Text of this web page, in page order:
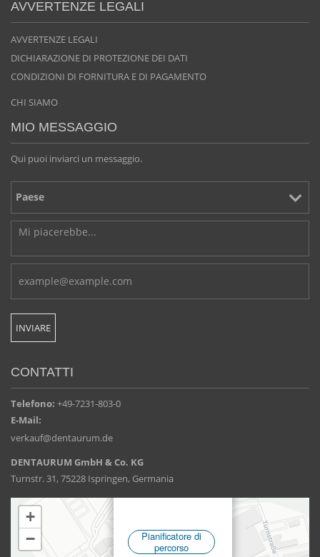
AVVERTENZE LEGALI
AVVERTENZE LEGALI
DICHIARAZIONE DI PROTEZIONE DEI DATI
CONDIZIONI DI FORNITURA E DI PAGAMENTO
CHI SIAMO
MIO MESSAGGIO
Qui puoi inviarci un messaggio.
CONTATTI
Telefono: +49-7231-803-0
E-Mail:
verkauf@dentaurum.de
DENTAURUM GmbH & Co. KG
Turnstr. 31, 75228 Ispringen, Germania